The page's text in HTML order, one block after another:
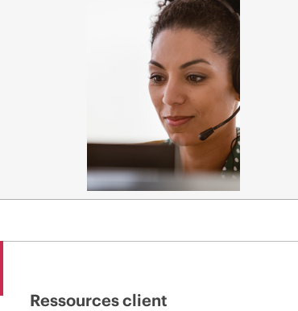
Ressources client